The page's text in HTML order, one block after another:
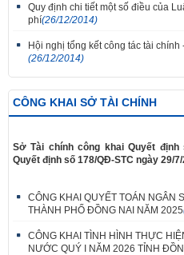
Quy định chi tiết một số điều của
phí(26/12/2014)
Hội nghị tổng kết công tác tài
(26/12/2014)
CÔNG KHAI SỞ TÀI CHÍNH
Sở Tài chính công khai Quyết định
Quyết định số 178/QĐ-STC ngày 29/
CÔNG KHAI QUYẾT TOÁN NGÂN
THÀNH PHỐ ĐỒNG NAI NĂM 2025
CÔNG KHAI TÌNH HÌNH THỰC
NƯỚC QUÝ I NĂM 2026 TỈNH